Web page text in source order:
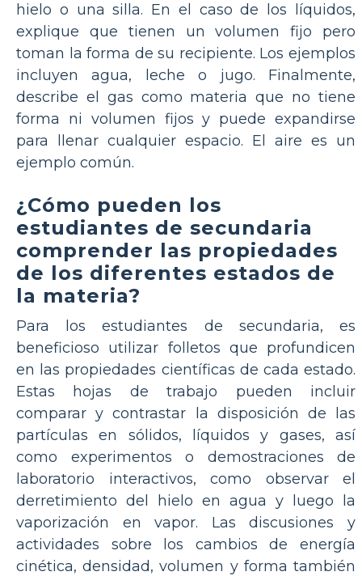
hielo o una silla. En el caso de los líquidos,
explique que tienen un volumen fijo pero
toman la forma de su recipiente. Los ejemplos
incluyen agua, leche o jugo. Finalmente,
describe el gas como materia que no tiene
forma ni volumen fijos y puede expandirse
para llenar cualquier espacio. El aire es un
ejemplo común.
¿Cómo pueden los
estudiantes de secundaria
comprender las propiedades
de los diferentes estados de
la materia?
Para los estudiantes de secundaria, es
beneficioso utilizar folletos que profundicen
en las propiedades científicas de cada estado.
Estas hojas de trabajo pueden incluir
comparar y contrastar la disposición de las
partículas en sólidos, líquidos y gases, así
como experimentos o demostraciones de
laboratorio interactivos, como observar el
derretimiento del hielo en agua y luego la
vaporización en vapor. Las discusiones y
actividades sobre los cambios de energía
cinética, densidad, volumen y forma también